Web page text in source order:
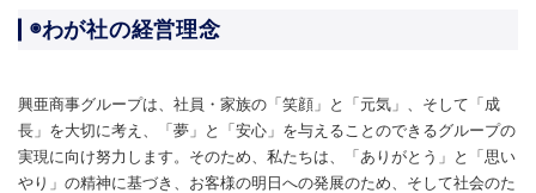
◉わが社の経営理念
興亜商事グループは、社員・家族の「笑顔」と「元気」、そして「成
長」を大切に考え、「夢」と「安心」を与えることのできるグループの
実現に向け努力します。そのため、私たちは、「ありがとう」と「思い
やり」の精神に基づき、お客様の明日への発展のため、そして社会のた